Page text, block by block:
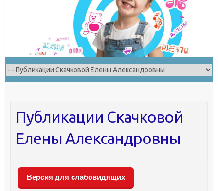
Публикации Скачковой
Елены Александровны
Версия для слабовидящих